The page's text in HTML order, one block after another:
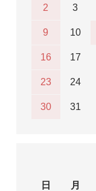
2 3
9 10
16 17
23 24
30 31
日
月